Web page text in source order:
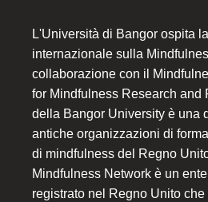
L'Università di Bangor ospita
internazionale sulla
collaborazione con il
for Mindfulness Research and
della Bangor University è una
antiche organizzazioni di
di mindfulness del Regno
Mindfulness Network è un
registrato nel Regno Unito